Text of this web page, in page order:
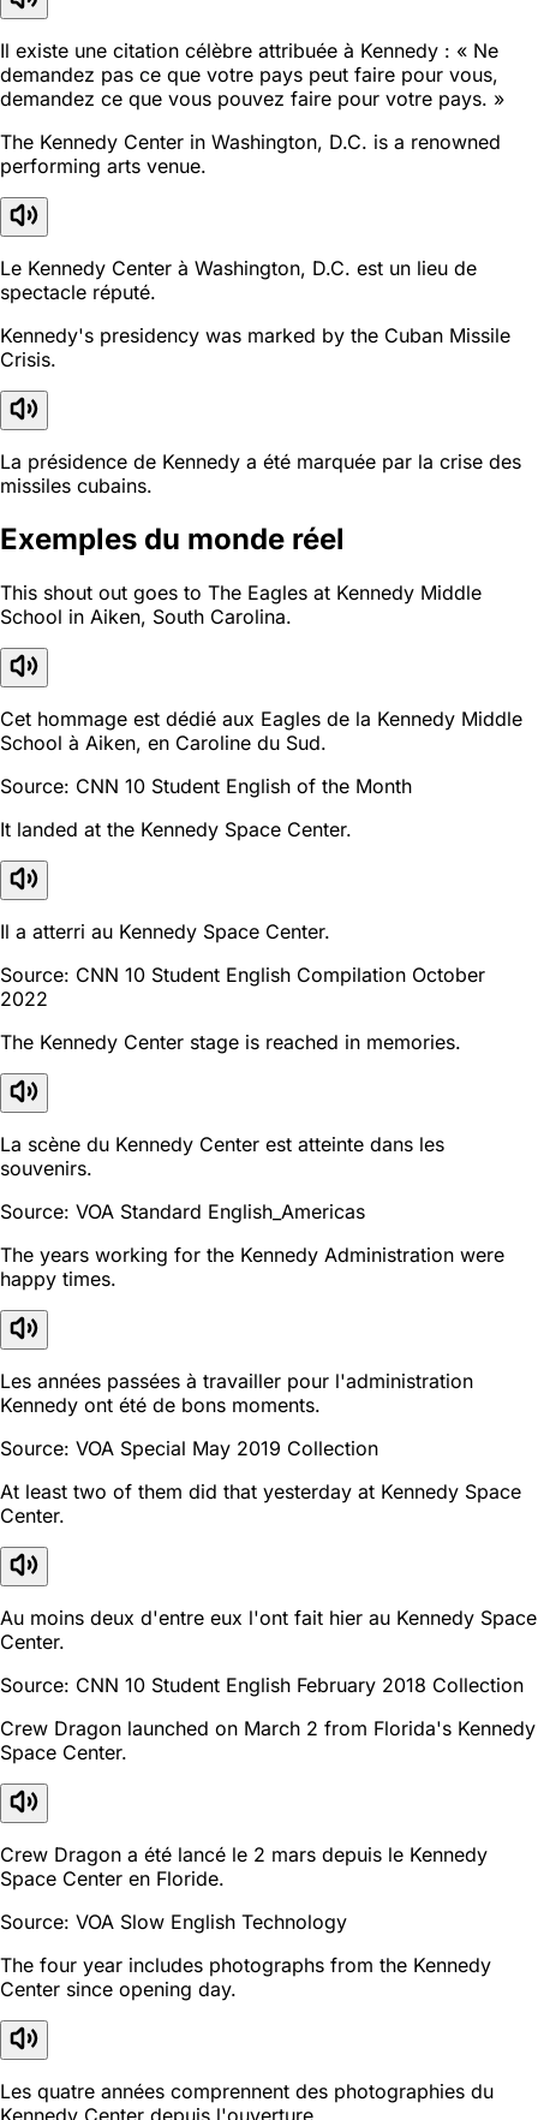
Il existe une citation célèbre attribuée à Kennedy : « Ne
demandez pas ce que votre pays peut faire pour vous,
demandez ce que vous pouvez faire pour votre pays. »
The Kennedy Center in Washington, D.C. is a renowned
performing arts venue.
Le Kennedy Center à Washington, D.C. est un lieu de
spectacle réputé.
Kennedy's presidency was marked by the Cuban Missile
Crisis.
La présidence de Kennedy a été marquée par la crise des
missiles cubains.
Exemples du monde réel
This shout out goes to The Eagles at Kennedy Middle
School in Aiken, South Carolina.
Cet hommage est dédié aux Eagles de la Kennedy Middle
School à Aiken, en Caroline du Sud.
Source: CNN 10 Student English of the Month
It landed at the Kennedy Space Center.
Il a atterri au Kennedy Space Center.
Source: CNN 10 Student English Compilation October
2022
The Kennedy Center stage is reached in memories.
La scène du Kennedy Center est atteinte dans les
souvenirs.
Source: VOA Standard English_Americas
The years working for the Kennedy Administration were
happy times.
Les années passées à travailler pour l'administration
Kennedy ont été de bons moments.
Source: VOA Special May 2019 Collection
At least two of them did that yesterday at Kennedy Space
Center.
Au moins deux d'entre eux l'ont fait hier au Kennedy Space
Center.
Source: CNN 10 Student English February 2018 Collection
Crew Dragon launched on March 2 from Florida's Kennedy
Space Center.
Crew Dragon a été lancé le 2 mars depuis le Kennedy
Space Center en Floride.
Source: VOA Slow English Technology
The four year includes photographs from the Kennedy
Center since opening day.
Les quatre années comprennent des photographies du
Kennedy Center depuis l'ouverture.